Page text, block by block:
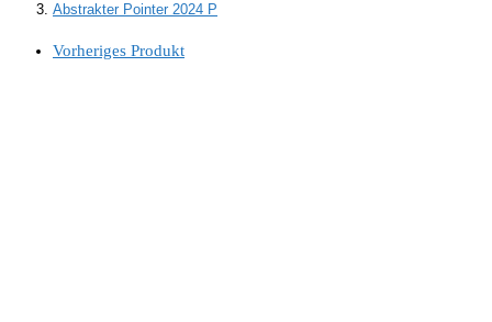
Abstrakter Pointer 2024 P
Vorheriges Produkt